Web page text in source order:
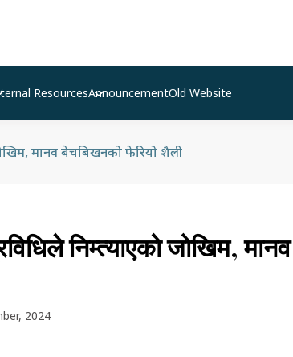
ResourcesAnnouncementOld Website
मानव बेचबिखनको फेरियो शैली
निम्त्याएको जोखिम,
2024